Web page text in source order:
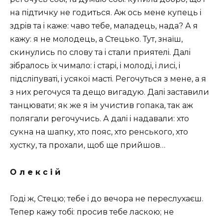
на пiдтичку не годиться. Аж ось мене купець i
здрiв та i каже: чаво тебе, маладець, нада? А я
кажу: я не молодець, а Стецько. Тут, знаїш,
скинулись по слову та i стали приятелi. Далi
зiбралось їх чимало: i старi, i молодi, i лисi, i
пiдслiпуватi, i усякої мастi. Регочуться з мене, а я
з них регочуся та дещо вигадую. Далi заставили
танцювати; як же я їм учистив гопака, так аж
полягали регочучись. А далi i надавали: хто
сукна на шапку, хто пояс, хто ренського, хто
хустку, та прохали, щоб ще прийшов…
О л е к с i й
Годi ж, Стецю; тебе i до вечора не переслухаєш.
Тепер кажу тобi: просив тебе ласкою; не